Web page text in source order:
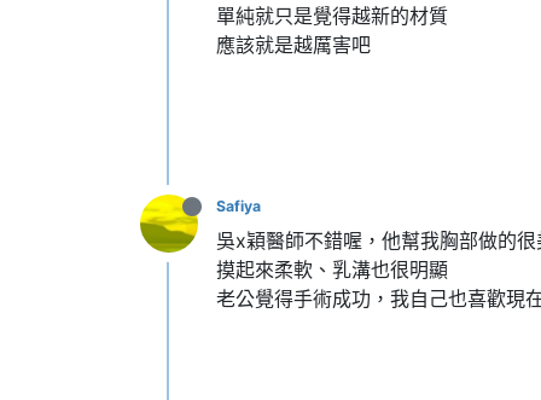
單純就只是覺得越新的材質
應該就是越厲害吧
Safiya
吳x穎醫師不錯喔，他幫我胸部做的很
摸起來柔軟、乳溝也很明顯
老公覺得手術成功，我自己也喜歡現